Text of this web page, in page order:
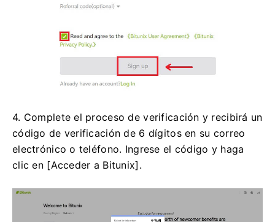
4. Complete el proceso de verificación y recibirá un
código de verificación de 6 dígitos en su correo
electrónico o teléfono. Ingrese el código y haga
clic en [Acceder a Bitunix].